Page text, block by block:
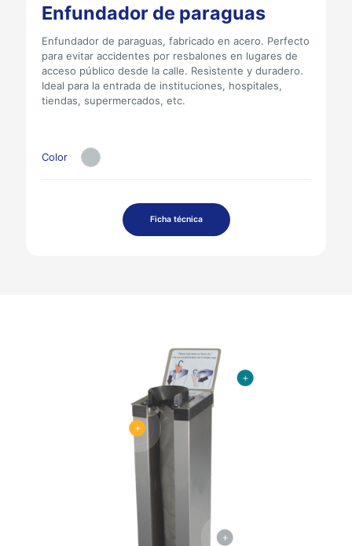
Enfundador de paraguas
Enfundador de paraguas, fabricado en acero. Perfecto
para evitar accidentes por resbalones en lugares de
acceso público desde la calle. Resistente y duradero.
Ideal para la entrada de instituciones, hospitales,
tiendas, supermercados, etc.
Color
Ficha técnica